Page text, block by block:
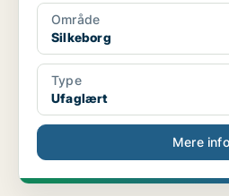
Område
Silkeborg
Type
Ufaglært
Mere info